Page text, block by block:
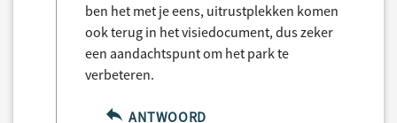
ben het met je eens, uitrustplekken komen
ook terug in het visiedocument, dus zeker
een aandachtspunt om het park te
verbeteren.
ANTWOORD